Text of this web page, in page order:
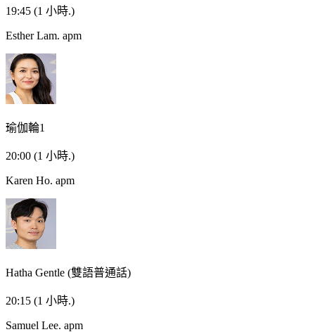
19:45 (1 小時.)
Esther Lam. apm
瑜伽輪1
20:00 (1 小時.)
Karen Ho. apm
Hatha Gentle (雙語普通話)
20:15 (1 小時.)
Samuel Lee. apm